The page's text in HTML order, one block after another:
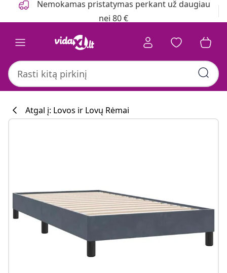
Nemokamas pristatymas perkant už daugiau
nei 80 €
Atgal į: Lovos ir Lovų Rėmai